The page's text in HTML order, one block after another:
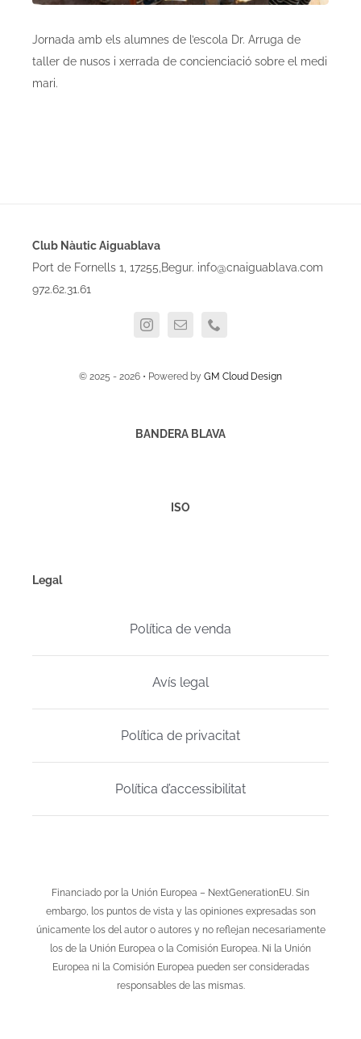
Jornada amb els alumnes de l’escola Dr. Arruga de
taller de nusos i xerrada de concienciació sobre el medi
mari.
Club Nàutic Aiguablava
Port de Fornells 1, 17255,Begur. info@cnaiguablava.com
972.62.31.61
© 2025 - 2026 • Powered by GM Cloud Design
BANDERA BLAVA
ISO
Legal
Política de venda
Avís legal
Política de privacitat
Política d’accessibilitat
Financiado por la Unión Europea – NextGenerationEU. Sin
embargo, los puntos de vista y las opiniones expresadas son
únicamente los del autor o autores y no reflejan necesariamente
los de la Unión Europea o la Comisión Europea. Ni la Unión
Europea ni la Comisión Europea pueden ser consideradas
responsables de las mismas.